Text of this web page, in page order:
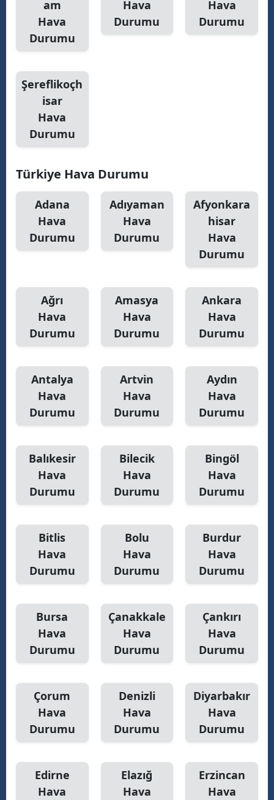
am
Hava
Durumu
Hava
Durumu
Hava
Durumu
Şereflikoçh
isar
Hava
Durumu
Türkiye Hava Durumu
Adana
Hava
Durumu
Adıyaman
Hava
Durumu
Afyonkara
hisar
Hava
Durumu
Ağrı
Hava
Durumu
Amasya
Hava
Durumu
Ankara
Hava
Durumu
Antalya
Hava
Durumu
Artvin
Hava
Durumu
Aydın
Hava
Durumu
Balıkesir
Hava
Durumu
Bilecik
Hava
Durumu
Bingöl
Hava
Durumu
Bitlis
Hava
Durumu
Bolu
Hava
Durumu
Burdur
Hava
Durumu
Bursa
Hava
Durumu
Çanakkale
Hava
Durumu
Çankırı
Hava
Durumu
Çorum
Hava
Durumu
Denizli
Hava
Durumu
Diyarbakır
Hava
Durumu
Edirne
Hava
Elazığ
Hava
Erzincan
Hava